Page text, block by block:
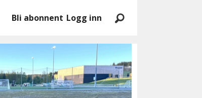
Bli abonnent Logg inn